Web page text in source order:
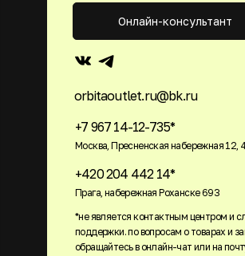
+7 967 14-12-735*
Москва, Пресненская набережная 12,
+420 204 442 14*
Прага, набережная Роханске 693
orbitaoutlet.ru@bk.ru
Онлайн-консультант
*не является контактным центром и
поддержки. по вопросам о товарах и
обращайтесь в онлайн-чат или на